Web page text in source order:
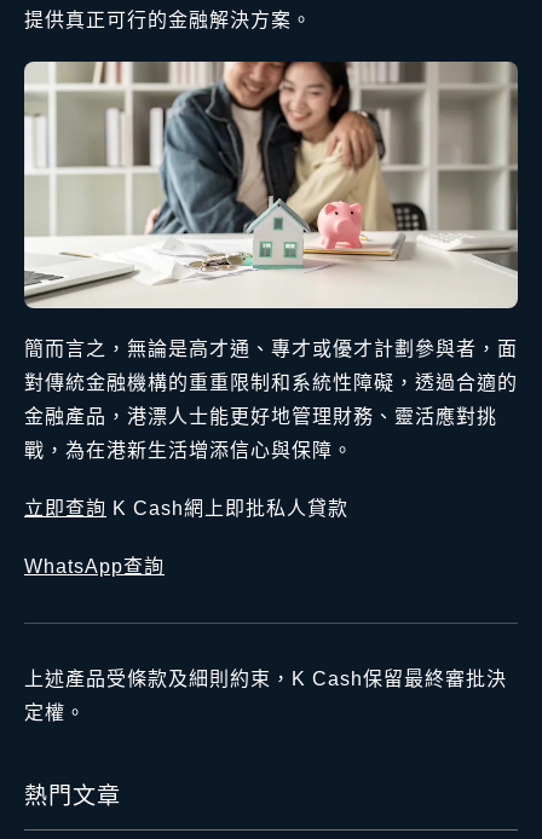
提供真正可行的金融解決方案。
簡而言之，無論是高才通、專才或優才計劃參與者，面
對傳統金融機構的重重限制和系統性障礙，透過合適的
金融產品，港漂人士能更好地管理財務、靈活應對挑
戰，為在港新生活增添信心與保障。
立即查詢 K Cash網上即批私人貸款
WhatsApp查詢
上述產品受條款及細則約束，K Cash保留最終審批決
定權。
熱門文章